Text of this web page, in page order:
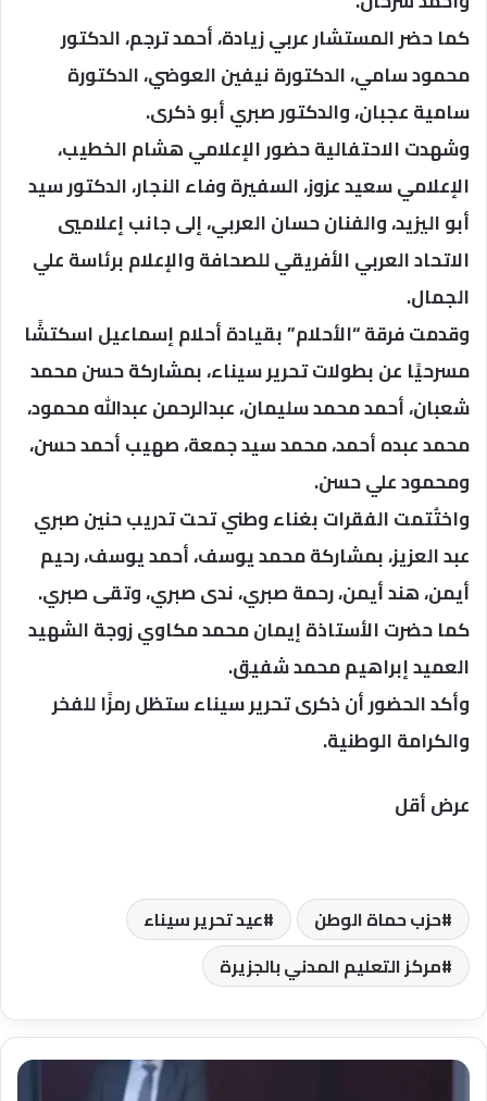
كما حضر المستشار عربي زيادة، أحمد ترجم، الدكتور
محمود سامي، الدكتورة نيفين العوضي، الدكتورة
سامية عجبان، والدكتور صبري أبو ذكرى.
وشهدت الاحتفالية حضور الإعلامي هشام الخطيب،
الإعلامي سعيد عزوز، السفيرة وفاء النجار، الدكتور سيد
أبو اليزيد، والفنان حسان العربي، إلى جانب إعلاميي
الاتحاد العربي الأفريقي للصحافة والإعلام برئاسة علي
الجمال.
وقدمت فرقة “الأحلام” بقيادة أحلام إسماعيل اسكتشًا
مسرحيًا عن بطولات تحرير سيناء، بمشاركة حسن محمد
شعبان، أحمد محمد سليمان، عبدالرحمن عبدالله محمود،
محمد عبده أحمد، محمد سيد جمعة، صهيب أحمد حسن،
ومحمود علي حسن.
واختُتمت الفقرات بغناء وطني تحت تدريب حنين صبري
عبد العزيز، بمشاركة محمد يوسف، أحمد يوسف، رحيم
أيمن، هند أيمن، رحمة صبري، ندى صبري، وتقى صبري.
كما حضرت الأستاذة إيمان محمد مكاوي زوجة الشهيد
العميد إبراهيم محمد شفيق.
وأكد الحضور أن ذكرى تحرير سيناء ستظل رمزًا للفخر
والكرامة الوطنية.
عرض أقل
حزب حماة الوطن
عيد تحرير سيناء
مركز التعليم المدني بالجزيرة
رئيس